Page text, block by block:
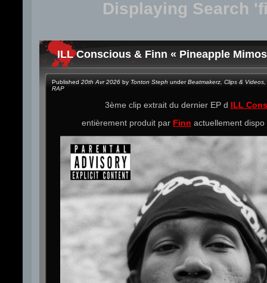
Displaying Search
ILL Conscious & Finn « Pineapple
Published 20th Avr 2026 by Tonton Steph underBeatmakerz Clips & Videos
RAP
3ème clip extrait du dernier EP d ILL
entièrement produit par Finn actuellement